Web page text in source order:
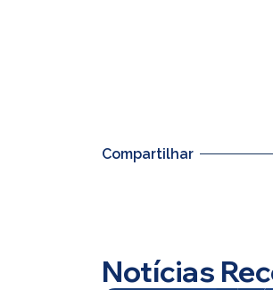
Compartilhar
Notícias